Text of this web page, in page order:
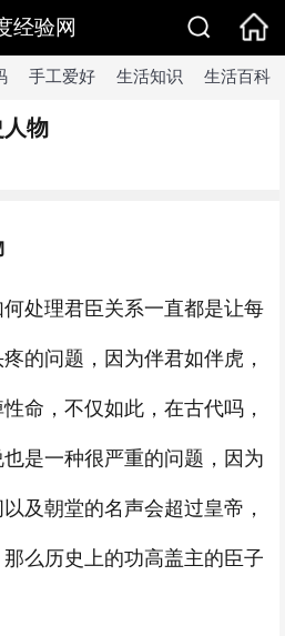
经验网
手工爱好 生活知识 生活百科
物
处理君臣关系一直都是让每
的问题，因为伴君如伴虎，
命，不仅如此，在古代吗，
是一种很严重的问题，因为
及朝堂的名声会超过皇帝，
么历史上的功高盖主的臣子